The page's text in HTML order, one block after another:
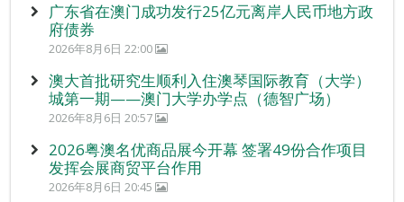
广东省在澳门成功发行25亿元离岸人民币地方政
府债券
2026年8月6日 22:00
澳大首批研究生顺利入住澳琴国际教育（大学）
城第一期——澳门大学办学点（德智广场）
2026年8月6日 20:57
2026粤澳名优商品展今开幕 签署49份合作项目
发挥会展商贸平台作用
2026年8月6日 20:45